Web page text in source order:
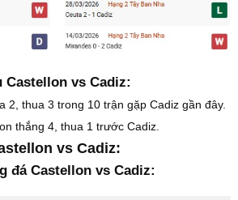
Castellon vs Cadiz:
2, thua 3 trong 10 trận gặp Cadiz gần đây.
thắng 4, thua 1 trước Cadiz.
vs Cadiz:
đá Castellon vs Cadiz: